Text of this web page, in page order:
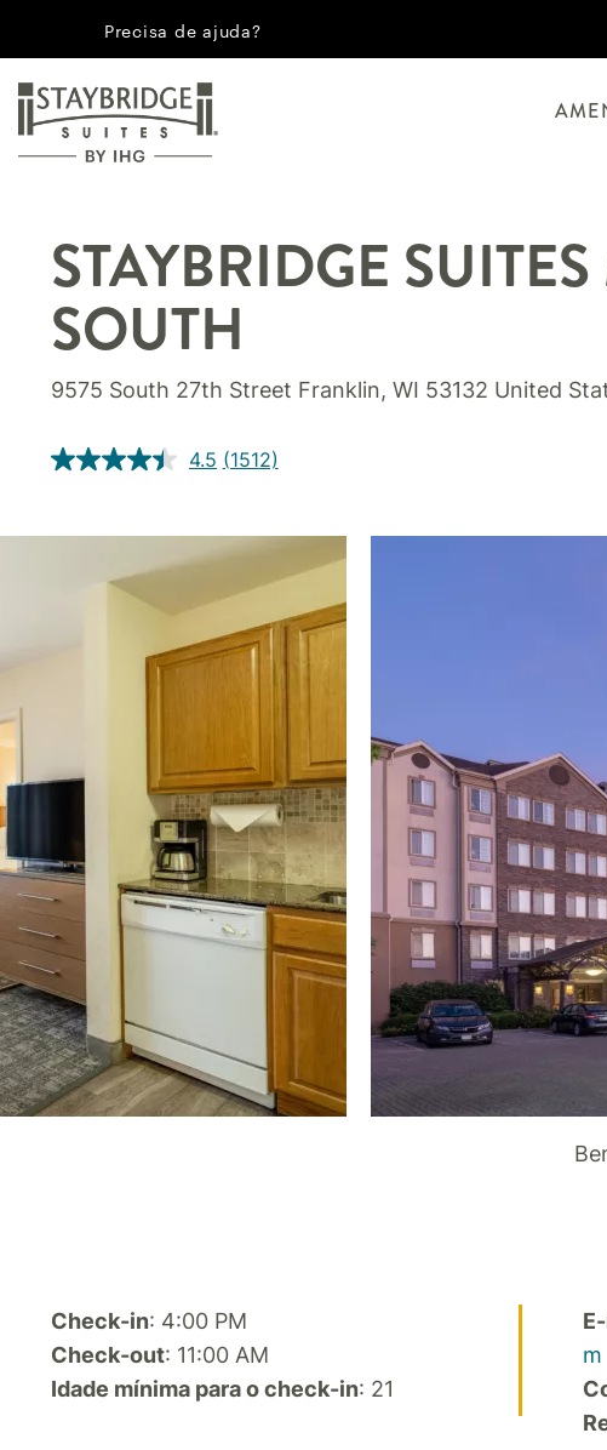
Precisa de ajuda?
STAYBRIDGE SUITES
SOUTH
9575 South 27th Street Franklin, WI 53132 United
4.5 (1512)
Check-in: 4:00 PM
Check-out: 11:00 AM
Idade mínima para o check-in: 21
m